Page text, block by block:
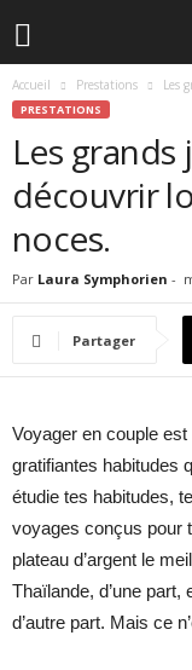
Accueil Prestations Les
PRESTATIONS
Les grands
découvrir
noces.
Par Laura Symphorien -
Partager
Voyager en couple est
gratifiantes habitudes
étudie tes habitudes,
voyages conçus pour
plateau d’argent le
Thaïlande, d’une part,
d’autre part. Mais ce